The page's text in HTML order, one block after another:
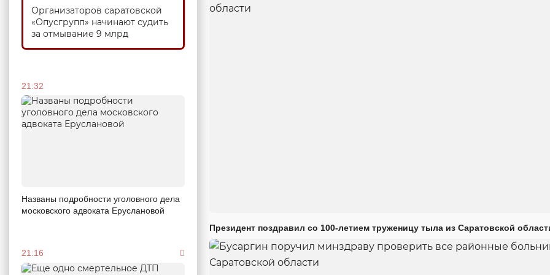
Организаторов саратовской
«Опусгрупп» начинают судить
за отмывание 9 млрд
21:32
Названы подробности уголовного дела
московского адвоката Еруслановой
21:16
Президент поздравил со 100-летием труженицу тыла из Саратовской